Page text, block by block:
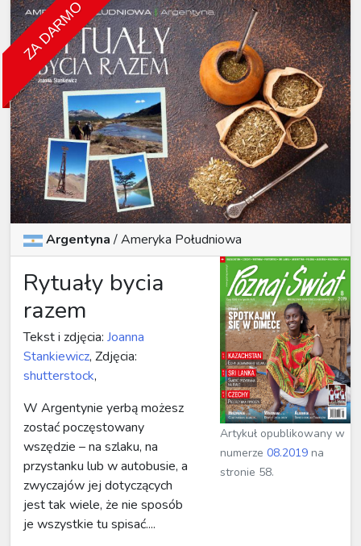
ZA DARMO
Argentyna/Ameryka Południowa
Rytuały bycia
razem
Tekst i zdjęcia: Joanna
Stankiewicz, Zdjęcia:
shutterstock,
W Argentynie yerbą możesz
zostać poczęstowany
wszędzie – na szlaku, na
przystanku lub w autobusie, a
zwyczajów jej dotyczących
jest tak wiele, że nie sposób
je wszystkie tu spisać....
Artykuł opublikowany w
numerze08.2019 na
stronie 58.